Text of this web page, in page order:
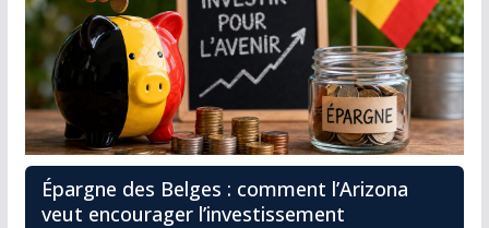
Épargne des Belges : comment l’Arizona
veut encourager l’investissement